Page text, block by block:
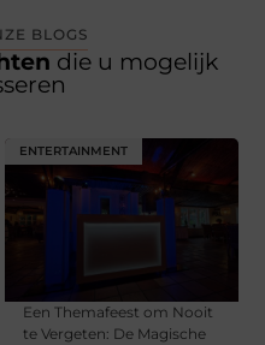
BLOGS
die u mogelijk
ENTERTAINMENT
Een Themafeest om Nooit
te Vergeten: De Magische